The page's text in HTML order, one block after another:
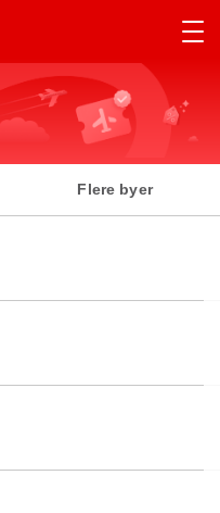
Flere byer